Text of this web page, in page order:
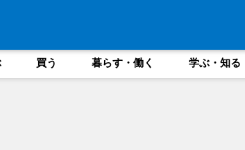
買う 暮らす・働く 学ぶ・知る